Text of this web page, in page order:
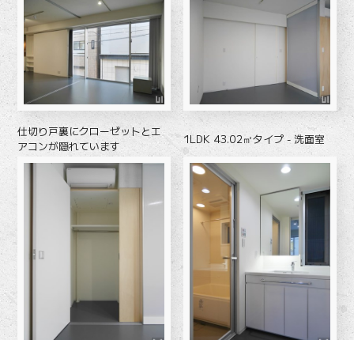
仕切り戸裏にクローゼットとエ
アコンが隠れています
1LDK 43.02㎡タイプ - 洗面室